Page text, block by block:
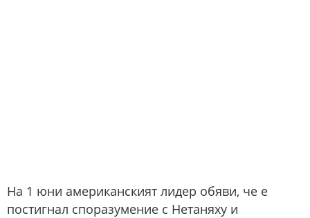
На 1 юни американският лидер обяви, че е
постигнал споразумение с Нетаняху и